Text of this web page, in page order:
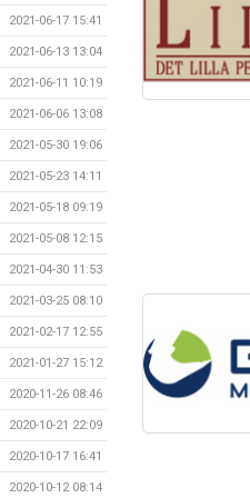
2021-06-17 15:41
2021-06-13 13:04
2021-06-11 10:19
2021-06-06 13:08
2021-05-30 19:06
2021-05-23 14:11
2021-05-18 09:19
2021-05-08 12:15
2021-04-30 11:53
2021-03-25 08:10
2021-02-17 12:55
2021-01-27 15:12
2020-11-26 08:46
2020-10-21 22:09
2020-10-17 16:41
2020-10-12 08:14